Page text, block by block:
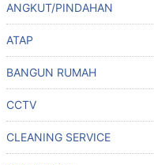
ANGKUT/PINDAHAN
ATAP
BANGUN RUMAH
CCTV
CLEANING SERVICE